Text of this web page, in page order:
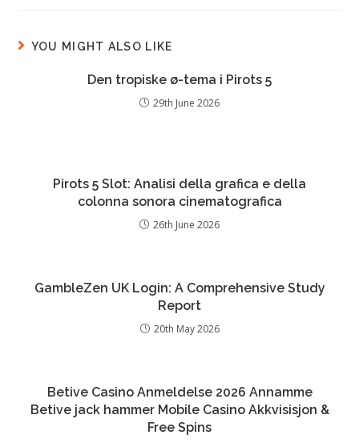
YOU MIGHT ALSO LIKE
Den tropiske ø-tema i Pirots 5
29th June 2026
Pirots 5 Slot: Analisi della grafica e della
colonna sonora cinematografica
26th June 2026
GambleZen UK Login: A Comprehensive Study
Report
20th May 2026
Betive Casino Anmeldelse 2026 Annamme
Betive jack hammer Mobile Casino Akkvisisjon &
Free Spins